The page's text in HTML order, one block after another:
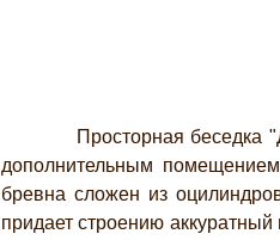
Просторная беседка
дополнительным
бревна сложен из
придает строению